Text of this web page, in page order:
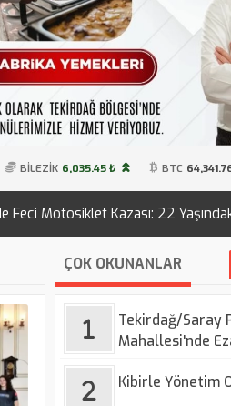
BİLEZİK 6,035.45 ₺ BTC
22 Yaşındaki Genç Hayatını
ÇOK OKUNANLAR
Tekirdağ/Saray
Mahallesi'nde
Talep Ediyor
Kibirle Yönetim